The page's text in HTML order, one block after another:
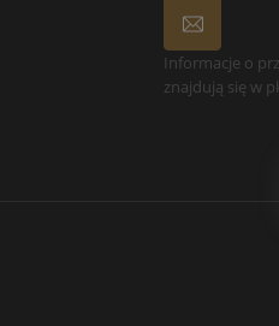
Informacje o
znajdują się w